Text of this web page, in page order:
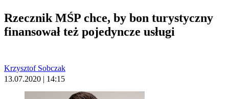
Rzecznik MŚP chce, by bon turystyczny
finansował też pojedyncze usługi
Krzysztof Sobczak
13.07.2020 | 14:15